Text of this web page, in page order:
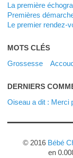
La première
Premières
Le premier rendez-
MOTS CLÉS
grossesse
DERNIERS
Oiseau a dit :
© 2016 Bébé
en